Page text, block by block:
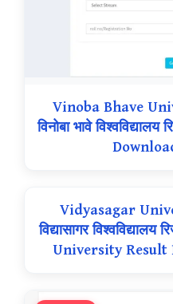
Vinoba Bhave
विनोबा भावे
Vidyasagar
विद्यासागर
University Result